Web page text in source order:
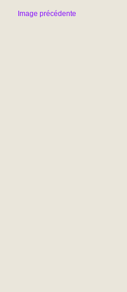
Image précédente